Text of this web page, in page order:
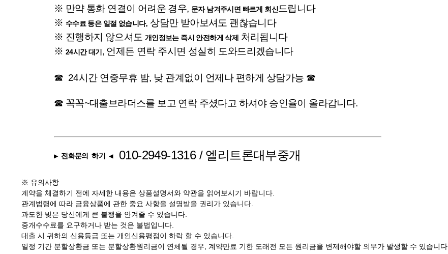
※ 만약 통화 연결이 어려운 경우, 문자 남겨주시면 빠르게 회신드립니다
※ 수수료 등은 일절 없습니다, 상담만 받아보셔도 괜찮습니다
※ 진행하지 않으셔도 개인정보는 즉시 안전하게 삭제 처리됩니다
※ 24시간 대기, 언제든 연락 주시면 성실히 도와드리겠습니다
☎ 24시간 연중무휴 밤, 낮 관계없이 언제나 편하게 상담가능 ☎
☎ 꼭꼭~대출브라더스를 보고 연락 주셨다고 하셔야 승인율이 올라갑니다.
▶ 전화문의 하기 ◀ 010-2949-1316 / 엘리트론대부중개
※ 유의사항
계약을 체결하기 전에 자세한 내용은 상품설명서와 약관을 읽어보시기 바랍니다.
관계법령에 따라 금융상품에 관한 중요 사항을 설명받을 권리가 있습니다.
과도한 빚은 당신에게 큰 불행을 안겨줄 수 있습니다.
중개수수료를 요구하거나 받는 것은 불법입니다.
대출 시 귀하의 신용등급 또는 개인신용평점이 하락 할 수 있습니다.
일정 기간 분할상환금 또는 분할상환원리금이 연체될 경우, 계약만료 기한 도래전 모든 원리금을 변제해야할 의무가 발생할 수 있습니다.